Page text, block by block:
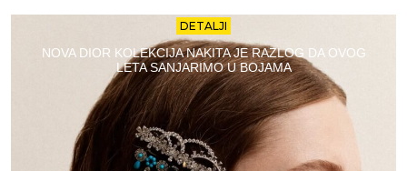
DETALJI
NOVA DIOR KOLEKCIJA NAKITA JE RAZLOG DA OVOG
LETA SANJARIMO U BOJAMA